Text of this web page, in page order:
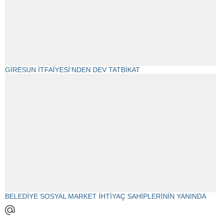
GİRESUN İTFAİYESİ’NDEN DEV TATBİKAT
BELEDİYE SOSYAL MARKET İHTİYAÇ SAHİPLERİNİN YANINDA